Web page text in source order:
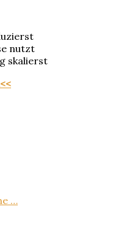
nutzt
skalierst
…